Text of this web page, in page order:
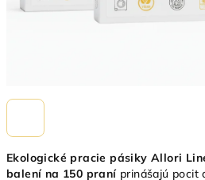
Ekologické pracie pásiky Allori
balení na 150 praníprinášajú pocit